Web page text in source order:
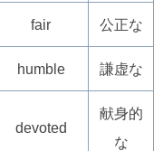
fair 公正な
humble 謙虚な
devoted
献身的
な